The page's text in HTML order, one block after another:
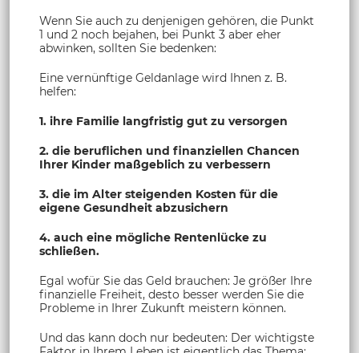
Wenn Sie auch zu denjenigen gehören, die Punkt
1 und 2 noch bejahen, bei Punkt 3 aber eher
abwinken, sollten Sie bedenken:
Eine vernünftige Geldanlage wird Ihnen z. B.
helfen:
1. ihre Familie langfristig gut zu versorgen
2. die beruflichen und finanziellen Chancen
Ihrer Kinder maßgeblich zu verbessern
3. die im Alter steigenden Kosten für die
eigene Gesundheit abzusichern
4. auch eine mögliche Rentenlücke zu
schließen.
Egal wofür Sie das Geld brauchen: Je größer Ihre
finanzielle Freiheit, desto besser werden Sie die
Probleme in Ihrer Zukunft meistern können.
Und das kann doch nur bedeuten: Der wichtigste